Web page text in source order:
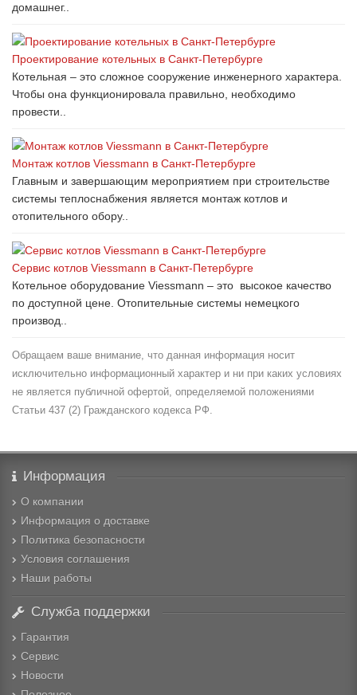
домашнег..
Проектирование котельных в Санкт-Петербурге
Котельная – это сложное сооружение инженерного характера.
Чтобы она функционировала правильно, необходимо
провести..
Монтаж котлов Viessmann в Санкт-Петербурге
Главным и завершающим мероприятием при строительстве
системы теплоснабжения является монтаж котлов и
отопительного обору..
Сервис котлов Viessmann в Санкт-Петербурге
Котельное оборудование Viessmann – это высокое качество
по доступной цене. Отопительные системы немецкого
производ..
Обращаем ваше внимание, что данная информация носит
исключительно информационный характер и ни при каких условиях
не является публичной офертой, определяемой положениями
Статьи 437 (2) Гражданского кодекса РФ.
Информация
О компании
Информация о доставке
Политика безопасности
Условия соглашения
Наши работы
Служба поддержки
Гарантия
Сервис
Новости